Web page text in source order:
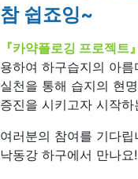
참 쉽죠잉~
『카약플로깅 프로젝트』
용하여 하구습지의 아
실천을 통해 습지의 현
증진을 시키고자 시작
여러분의 참여를 기다립
낙동강 하구에서 만나요